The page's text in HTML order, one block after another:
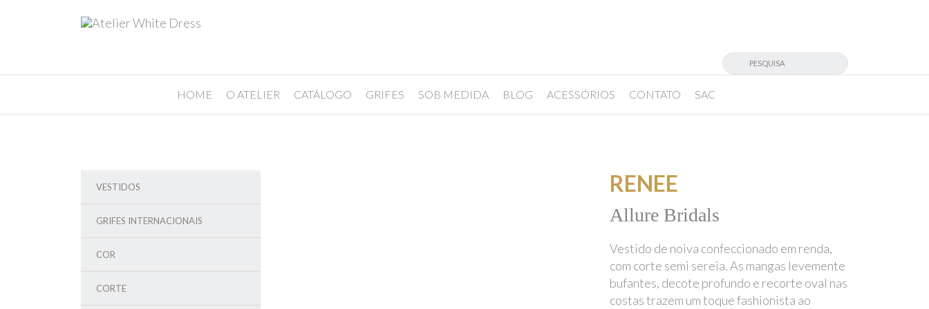
HOME O ATELIER CATÁLOGO GRIFES SOB MEDIDA BLOG ACESSÓRIOS CONTATO SAC
VESTIDOS
GRIFES INTERNACIONAIS
COR
CORTE
RENEE
Allure Bridals
Vestido de noiva confeccionado em renda,
com corte semi sereia. As mangas levemente
bufantes, decote profundo e recorte oval nas
costas trazem um toque fashionista ao